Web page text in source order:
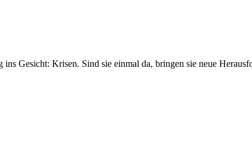
Gesicht: Krisen. Sind sie einmal da, bringen sie neue